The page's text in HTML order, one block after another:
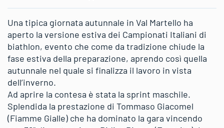
Una tipica giornata autunnale in Val Martello ha
aperto la versione estiva dei Campionati Italiani di
biathlon, evento che come da tradizione chiude la
fase estiva della preparazione, aprendo così quella
autunnale nel quale si finalizza il lavoro in vista
dell’inverno.
Ad aprire la contesa è stata la sprint maschile.
Splendida la prestazione di Tommaso Giacomel
(Fiamme Gialle) che ha dominato la gara vincendo